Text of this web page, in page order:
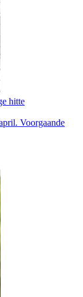
hitte
Voorgaande